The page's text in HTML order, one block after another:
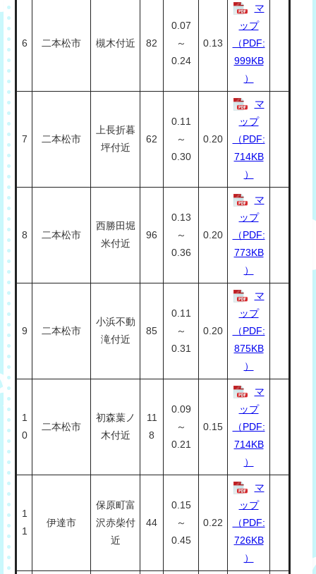
6 二本松市 槻木付近 82
0.07
～
0.24
0.13
マ
ップ
（PDF:
999KB
）
7 二本松市
上長折暮
坪付近
62
0.11
～
0.30
0.20
マ
ップ
（PDF:
714KB
）
8 二本松市
西勝田堀
米付近
96
0.13
～
0.36
0.20
マ
ップ
（PDF:
773KB
）
9 二本松市
小浜不動
滝付近
85
0.11
～
0.31
0.20
マ
ップ
（PDF:
875KB
）
1
0
二本松市
初森葉ノ
木付近
11
8
0.09
～
0.21
0.15
マ
ップ
（PDF:
714KB
）
1
1
伊達市
保原町富
沢赤柴付
近
44
0.15
～
0.45
0.22
マ
ップ
（PDF:
726KB
）